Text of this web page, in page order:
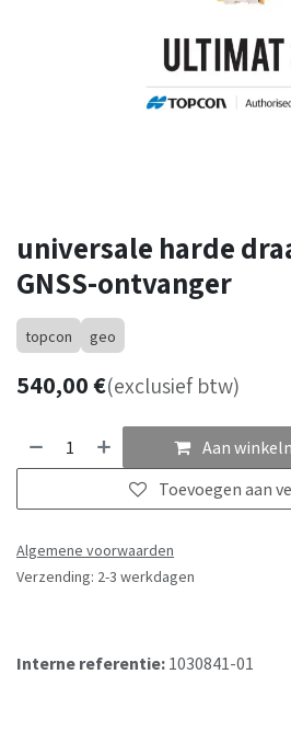
universale harde
GNSS-ontvanger
topcon geo
540,00€(exclusief btw)
Aan
Toevoegen aan
Algemene voorwaarden
Verzending: 2-3 werkdagen
Interne referentie: 1030841-01